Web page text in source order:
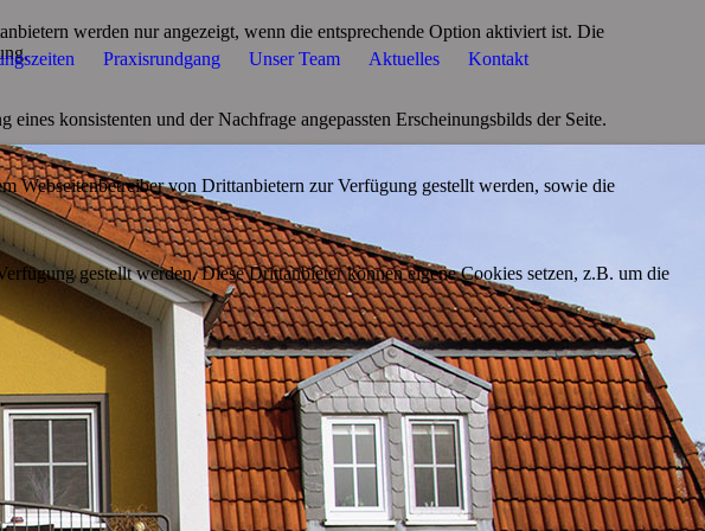
Praxisrundgang Unser Team Aktuelles Kontakt
werden nur angezeigt, wenn die entsprechende Option aktiviert ist. Die
konsistenten und der Nachfrage angepassten Erscheinungsbilds der Seite.
Webseitenbetreiber von Drittanbietern zur Verfügung gestellt werden, sowie die
gestellt werden. Diese Drittanbieter können eigene Cookies setzen, z.B. um die